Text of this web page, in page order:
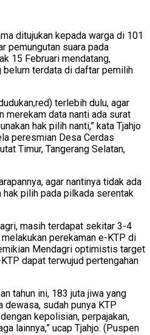
ditujukan kepada warga di 101
pemungutan suara pada
15 Februari mendatang,
belum terdata di daftar pemilih
terlebih dulu, agar
merekam data nanti ada surat
hak pilih nanti,” kata Tjahjo
peresmian Desa Cerdas
Timur, Tangerang Selatan,
agar nantinya tidak ada
hak pilih pada pilkada serentak
masih terdapat sekitar 3-4
perekaman e-KTP di
Mendagri optimistis target
dapat terwujud pertengahan
tahun ini, 183 juta jiwa yang
dewasa, sudah punya KTP
kepolisian, perpajakan,
lainnya,” ucap Tjahjo. (Puspen